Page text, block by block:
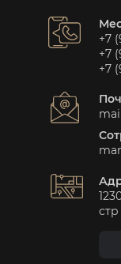
+7
+7
+7
стр